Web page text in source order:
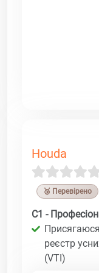
Houda
🥉 Перевірено
C1 -
реєстр
(VTI)